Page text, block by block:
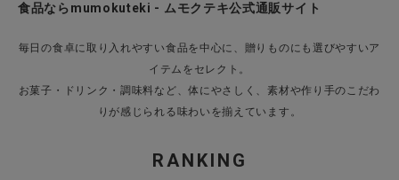
ACCOUNT MENU
新規会員登録
食品ならmumokuteki - ムモクテキ公式通販サイト
毎日の食卓に取り入れやすい食品を中心に、贈りものにも選びやすいア
イテムをセレクト。
お菓子・ドリンク・調味料など、体にやさしく、素材や作り手のこだわ
りが感じられる味わいを揃えています。
RANKING